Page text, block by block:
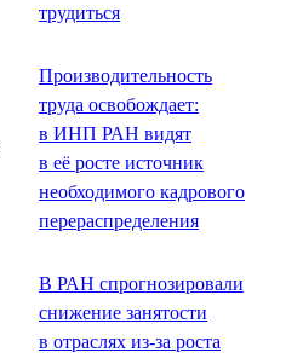
трудиться
Производительность
труда освобождает:
в ИНП РАН видят
в её росте источник
необходимого кадрового
перераспределения
В РАН спрогнозировали
снижение занятости
в отраслях из-за роста